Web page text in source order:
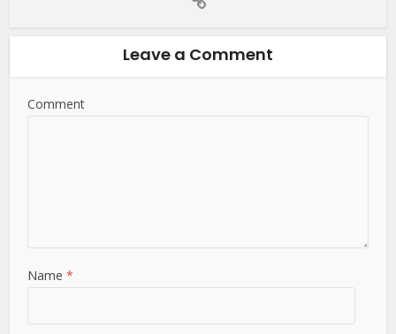
Leave a Comment
Comment
Name*